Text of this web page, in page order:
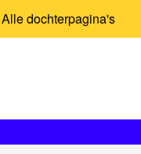
Alle dochterpagina's